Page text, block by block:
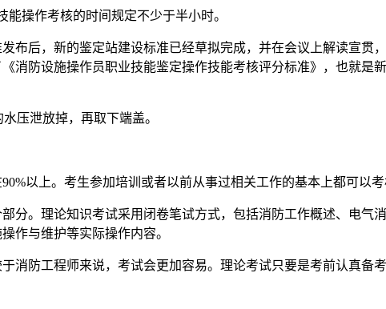
操作考核的时间规定不少于半小时。
布后，新的鉴定站建设标准已经草拟完成，并在会议上解读宣贯
消防设施操作员职业技能鉴定操作技能考核评分标准》，也就是
压泄放掉，再取下端盖。
以上。考生参加培训或者以前从事过相关工作的基本上都可以考
分。理论知识考试采用闭卷笔试方式，包括消防工作概述、电气
作与维护等实际操作内容。
消防工程师来说，考试会更加容易。理论考试只要是考前认真备